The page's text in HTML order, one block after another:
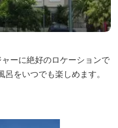
ーに絶好のロケーションで
をいつでも楽しめます。